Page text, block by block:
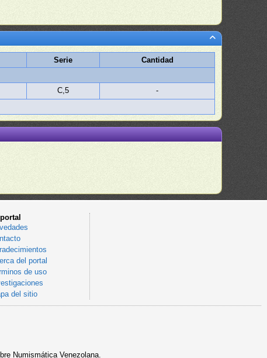
Serie
Cantidad
C,5
-
del portal
de uso
del sitio
Numismática Venezolana.